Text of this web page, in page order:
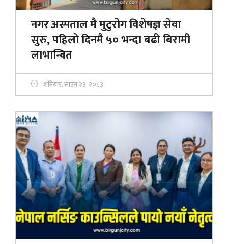
नगर अस्पताल मै मुटुरोग विशेषज्ञ सेवा
सुरु, पहिलो दिनमै ५० भन्दा बढी बिरामी
लाभान्वित
शनिबार, साउन २३, २०८३